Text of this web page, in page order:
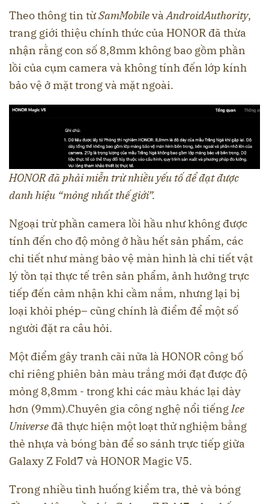
Theo thông tin từSamMobilevàAndroidAuthority,
trang giới thiệu chính thức của HONOR đã thừa
nhận rằng con số 8,8mm không bao gồm phần
lồi của cụm camera và không tính đến lớp kính
bảo vệ ở mặt trong và mặt ngoài.
HONOR đã phải miễn trừ nhiều yếu tố để đạt được
danh hiệu “mỏng nhất thế giới”.
Ngoại trừ phần camera lồi hầu như không được
tính đến cho độ mỏng ở hầu hết sản phẩm, các
chi tiết như màng bảo vệ màn hình là chi tiết vật
lý tồn tại thực tế trên sản phẩm, ảnh hưởng trực
tiếp đến cảm nhận khi cầm nắm, nhưng lại bị
loại khỏi phép– cũng chính là điểm để một số
người đặt ra câu hỏi.
Một điểm gây tranh cãi nữa là HONOR công bố
chỉ riêng phiên bản màu trắng mới đạt được độ
mỏng 8,8mm - trong khi các màu khác lại dày
hơn (9mm).Chuyên gia công nghệ nổi tiếngIce
Universe đã thực hiện một loạt thử nghiệm bằng
thẻ nhựa và bóng bàn để so sánh trực tiếp giữa
Galaxy Z Fold7 và HONOR Magic V5.
Trong nhiều tình huống kiểm tra, thẻ và bóng